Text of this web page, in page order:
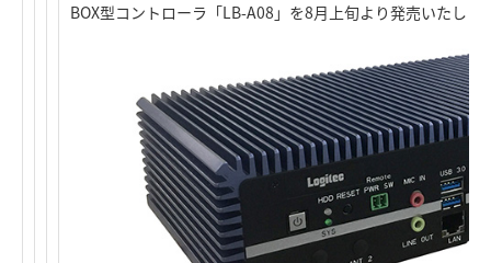
BOX型コントローラ「LB-A08」を8月上旬より発売いたしま